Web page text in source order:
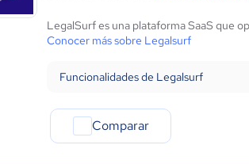
LegalSurf es una plataforma SaaS que
Conocer más sobre Legalsurf
Funcionalidades de Legalsurf
Comparar